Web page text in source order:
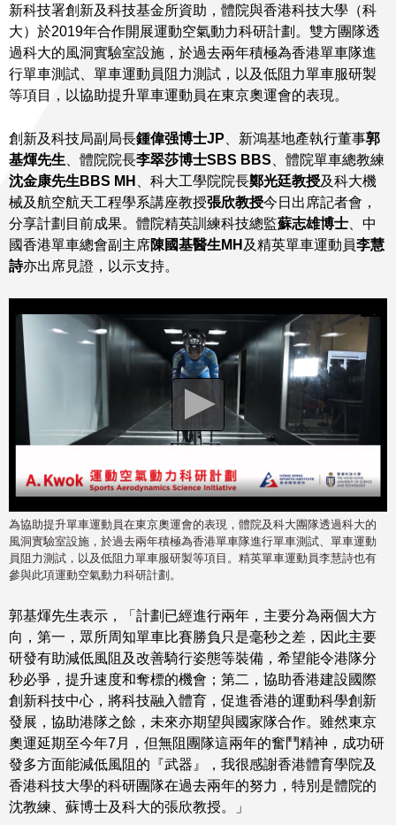
更多
新科技署創新及科技基金所資助，體院與香港科技大學（科
大）於2019年合作開展運動空氣動力科研計劃。雙方團隊透
過科大的風洞實驗室設施，於過去兩年積極為香港單車隊進
行單車測試、單車運動員阻力測試，以及低阻力單車服研製
等項目，以協助提升單車運動員在東京奧運會的表現。
創新及科技局副局長鍾偉强博士JP 、新鴻基地產執行董事郭
基煇先生 、體院院長李翠莎博士SBS BBS 、體院單車總教練
沈金康先生BBS MH 、科大工學院院長鄭光廷教授及科大機
械及航空航天工程學系講座教授張欣教授今日出席記者會，
分享計劃目前成果。體院精英訓練科技總監蘇志雄博士 、中
國香港單車總會副主席陳國基醫生MH及精英單車運動員李慧
詩亦出席見證，以示支持。
為協助提升單車運動員在東京奧運會的表現，體院及科大團隊透過科大的
風洞實驗室設施，於過去兩年積極為香港單車隊進行單車測試、單車運動
員阻力測試，以及低阻力單車服研製等項目。精英單車運動員李慧詩也有
參與此項運動空氣動力科研計劃。
郭基煇先生表示，「計劃已經進行兩年，主要分為兩個大方
向，第一，眾所周知單車比賽勝負只是毫秒之差，因此主要
研發有助減低風阻及改善騎行姿態等裝備，希望能令港隊分
秒必爭，提升速度和奪標的機會；第二，協助香港建設國際
創新科技中心，將科技融入體育，促進香港的運動科學創新
發展，協助港隊之餘，未來亦期望與國家隊合作。雖然東京
奧運延期至今年7月，但無阻團隊這兩年的奮鬥精神，成功研
發多方面能減低風阻的『武器』，我很感謝香港體育學院及
香港科技大學的科研團隊在過去兩年的努力，特別是體院的
沈教練、蘇博士及科大的張欣教授。」